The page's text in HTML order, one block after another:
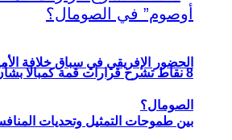
الحضور الإفريقي في سباق خلافة
بين طموحات التمثيل وتحديات
8 نقاط تشرح قرارات قمة كمبالا
الصومال؟